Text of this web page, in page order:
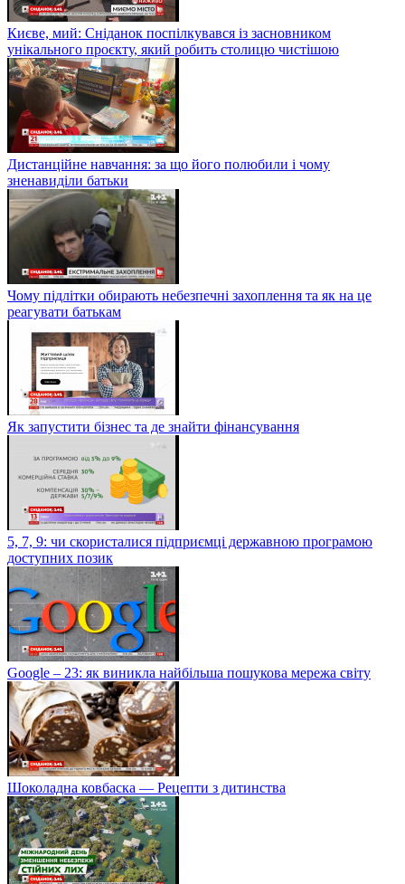
Києве, мий: Сніданок поспілкувався із засновником
унікального проєкту, який робить столицю чистішою
Дистанційне навчання: за що його полюбили і чому
зненавиділи батьки
Чому підлітки обирають небезпечні захоплення та як на це
реагувати батькам
Як запустити бізнес та де знайти фінансування
5, 7, 9: чи скористалися підприємці державною програмою
доступних позик
Google – 23: як виникла найбільша пошукова мережа світу
Шоколадна ковбаска — Рецепти з дитинства